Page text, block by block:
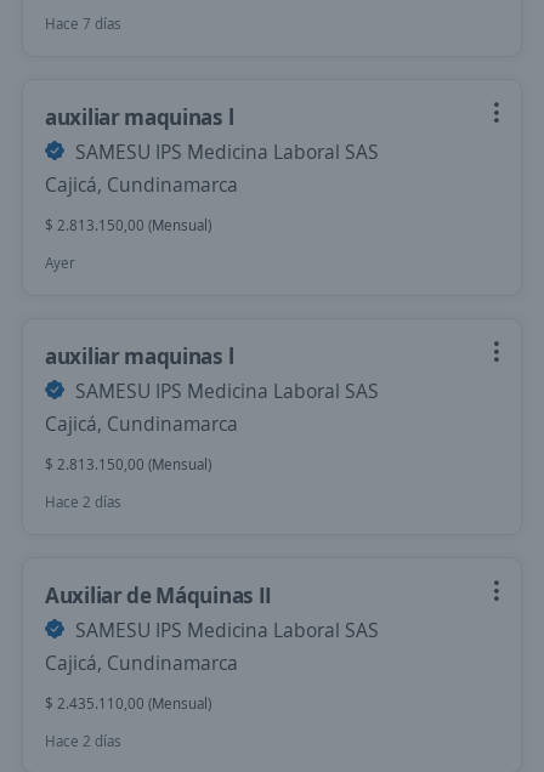
Hace 7 días
auxiliar maquinas l
SAMESU IPS Medicina Laboral SAS
Cajicá, Cundinamarca
$ 2.813.150,00 (Mensual)
Ayer
auxiliar maquinas l
SAMESU IPS Medicina Laboral SAS
Cajicá, Cundinamarca
$ 2.813.150,00 (Mensual)
Hace 2 días
Auxiliar de Máquinas II
SAMESU IPS Medicina Laboral SAS
Cajicá, Cundinamarca
$ 2.435.110,00 (Mensual)
Hace 2 días